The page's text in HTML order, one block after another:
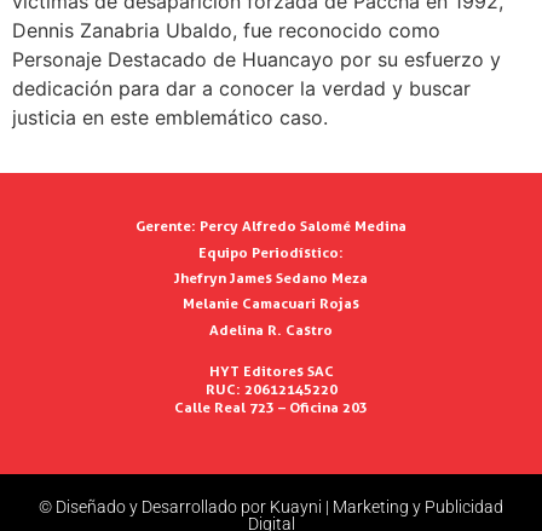
Dennis Zanabria Ubaldo, fue reconocido como
Personaje Destacado de Huancayo por su esfuerzo y
dedicación para dar a conocer la verdad y buscar
justicia en este emblemático caso.
Gerente: Percy Alfredo Salomé Medina
Equipo Periodístico:
Jhefryn James Sedano Meza
Melanie Camacuari Rojas
Adelina R. Castro
HYT Editores SAC
RUC: 20612145220
Calle Real 723 – Oficina 203
© Diseñado y Desarrollado por Kuayni | Marketing y Publicidad
Digital